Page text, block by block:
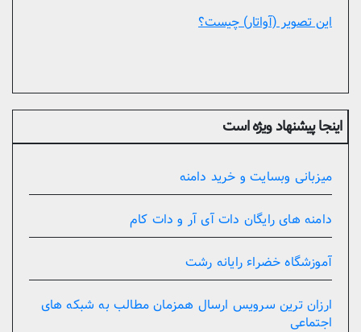
این تصویر (آواتار) چیست؟
اینجا پیشنهاد ویژه است
میزبانی وبسایت و خرید دامنه
دامنه های رایگان دات آی آر و دات کام
آموزشگاه خضراء رایانه رشت
ارزان ترین سرویس ارسال همزمان مطالب به شبکه های
اجتماعی